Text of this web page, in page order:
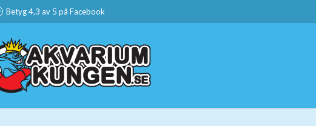
Betyg 4,3 av 5 på Facebook